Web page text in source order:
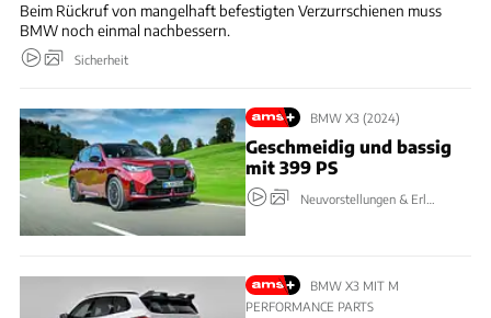
Beim Rückruf von mangelhaft befestigten Verzurrschienen muss
BMW noch einmal nachbessern.
Sicherheit
BMW X3 (2024)
Geschmeidig und bassig
mit 399 PS
Neuvorstellungen & Erlkönige
BMW X3 MIT M
PERFORMANCE PARTS